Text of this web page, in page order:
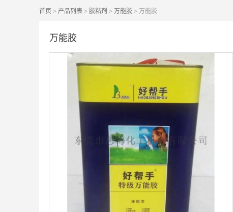
首页> 产品列表> 胶粘剂 > 万能胶 > 万能胶
万能胶